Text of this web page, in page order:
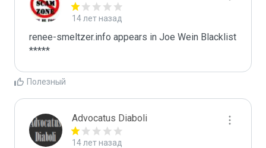
14 лет назад
renee-smeltzer.info appears in Joe Wein Blacklist
*****
Полезный
Advocatus Diaboli
14 лет назад